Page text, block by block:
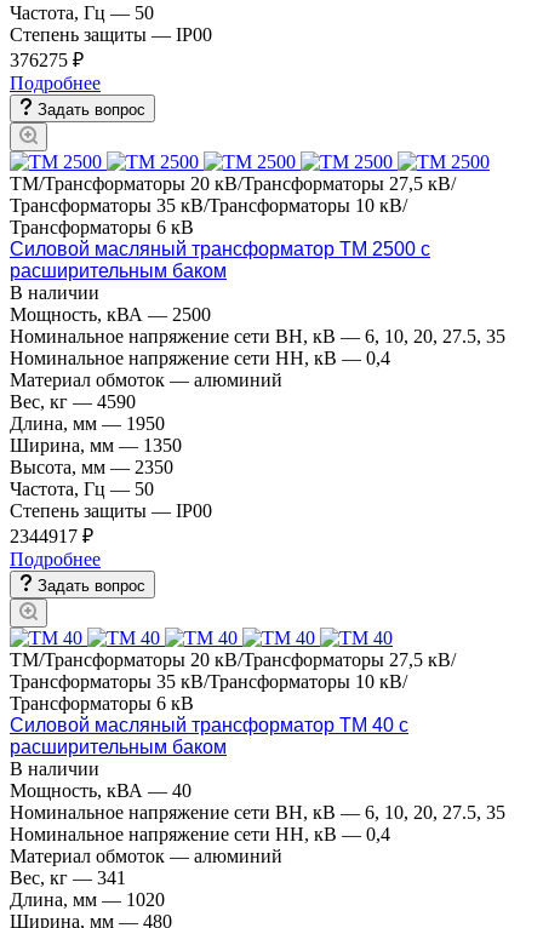
Частота, Гц — 50
Степень защиты — IP00
376275 ₽
Подробнее
Задать вопрос
ТМ/Трансформаторы 20 кВ/Трансформаторы 27,5 кВ/
Трансформаторы 35 кВ/Трансформаторы 10 кВ/
Трансформаторы 6 кВ
Силовой масляный трансформатор ТМ 2500 с
расширительным баком
В наличии
Мощность, кВА — 2500
Номинальное напряжение сети ВН, кВ — 6, 10, 20, 27.5, 35
Номинальное напряжение сети НН, кВ — 0,4
Материал обмоток — алюминий
Вес, кг — 4590
Длина, мм — 1950
Ширина, мм — 1350
Высота, мм — 2350
Частота, Гц — 50
Степень защиты — IP00
2344917 ₽
Подробнее
Задать вопрос
ТМ/Трансформаторы 20 кВ/Трансформаторы 27,5 кВ/
Трансформаторы 35 кВ/Трансформаторы 10 кВ/
Трансформаторы 6 кВ
Силовой масляный трансформатор ТМ 40 с
расширительным баком
В наличии
Мощность, кВА — 40
Номинальное напряжение сети ВН, кВ — 6, 10, 20, 27.5, 35
Номинальное напряжение сети НН, кВ — 0,4
Материал обмоток — алюминий
Вес, кг — 341
Длина, мм — 1020
Ширина, мм — 480